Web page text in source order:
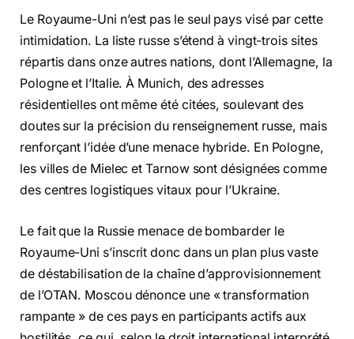
Le Royaume-Uni n’est pas le seul pays visé par cette
intimidation. La liste russe s’étend à vingt-trois sites
répartis dans onze autres nations, dont l’Allemagne, la
Pologne et l’Italie. À Munich, des adresses
résidentielles ont même été citées, soulevant des
doutes sur la précision du renseignement russe, mais
renforçant l’idée d’une menace hybride. En Pologne,
les villes de Mielec et Tarnow sont désignées comme
des centres logistiques vitaux pour l’Ukraine.
Le fait que la Russie menace de bombarder le
Royaume-Uni s’inscrit donc dans un plan plus vaste
de déstabilisation de la chaîne d’approvisionnement
de l’OTAN. Moscou dénonce une « transformation
rampante » de ces pays en participants actifs aux